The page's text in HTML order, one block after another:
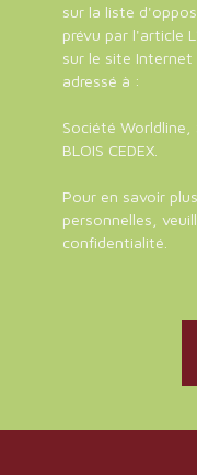
sur la liste
prévu par l'article
sur le site
adressé à :
Société Worldline,
BLOIS CEDEX.
Pour en savoir
personnelles,
confidentialité